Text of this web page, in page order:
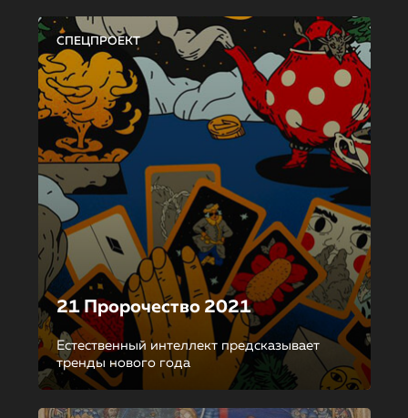
СПЕЦПРОЕКТ
21 Пророчество 2021
Естественный интеллект предсказывает
тренды нового года